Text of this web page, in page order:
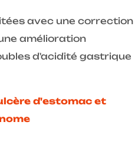
avec une correction
amélioration
d'acidité gastrique
d'estomac et